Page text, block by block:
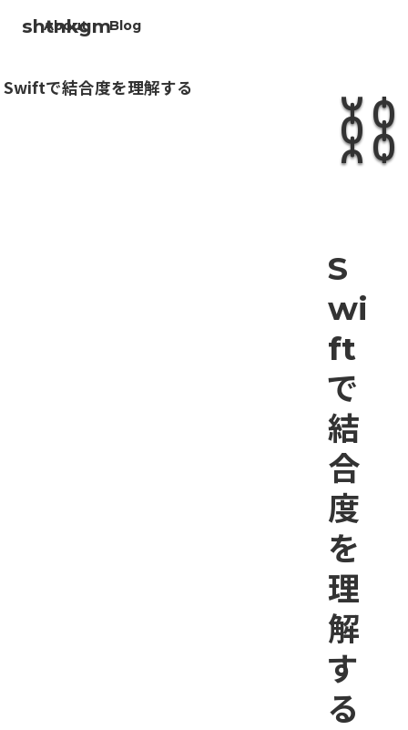
shtnkgm
About Blog
Swiftで結合度を理解する ⛓️
S
wi
ft
で
結
合
度
を
理
解
す
る